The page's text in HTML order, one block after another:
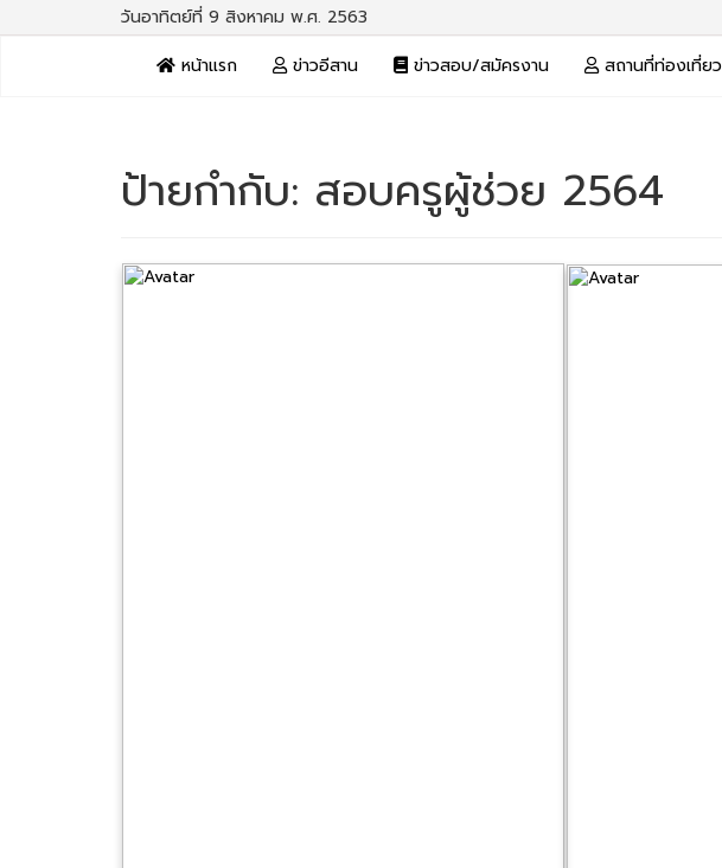
วันอาทิตย์ที่ 9 สิงหาคม พ.ศ. 2563
หน้าแรก
ข่าวอีสาน ข่าวสอบ/สมัครงาน สถานที่ท่องเที่ยว
ป้ายกำกับ: สอบครูผู้ช่วย 2564